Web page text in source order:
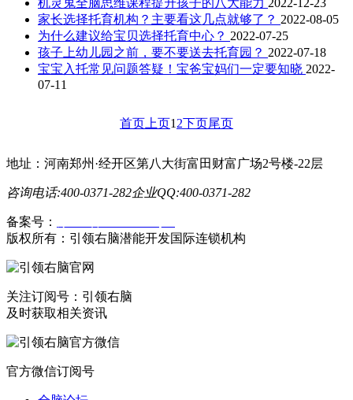
机灵鬼全脑思维课程提升孩子的八大能力 2022-12-23
家长选择托育机构？主要看这几点就够了？ 2022-08-05
为什么建议给宝贝选择托育中心？ 2022-07-25
孩子上幼儿园之前，要不要送去托育园？ 2022-07-18
宝宝入托常见问题答疑！宝爸宝妈们一定要知晓 2022-
07-11
首页上页12下页尾页
地址：河南郑州·经开区第八大街富田财富广场2号楼-22层
咨询电话:400-0371-282企业QQ:400-0371-282
备案号：
版权所有：引领右脑潜能开发国际连锁机构
关注订阅号：引领右脑
及时获取相关资讯
官方微信订阅号